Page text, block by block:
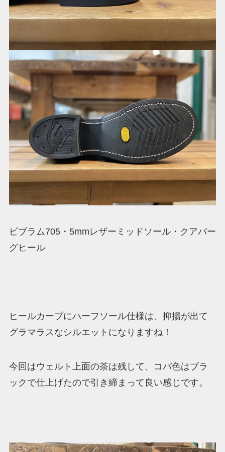
ビブラム705・5mmレザーミッドソール・クアバー
グヒール
ヒールカーブにハーフソール仕様は、抑揚が出て
グラマラスなシルエットになりますね！
今回はウェルト上面の茶は残して、コバ色はブラ
ックで仕上げたので引き締まって良い感じです。